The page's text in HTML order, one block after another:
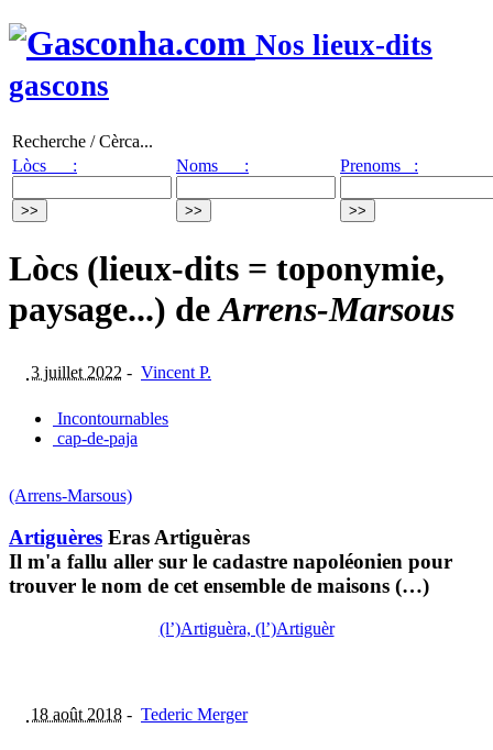
Nos lieux-dits
gascons
Recherche / Cèrca...
Lòcs :
Noms : Prenoms :
Lòcs (lieux-dits = toponymie,
paysage...) deArrens-Marsous
3 juillet 2022 - Vincent P.
Incontournables
cap-de-paja
(Arrens-Marsous)
Artiguères Eras Artiguèras
Il m'a fallu aller sur le cadastre napoléonien pour
trouver le nom de cet ensemble de maisons (…)
(l’)Artiguèra, (l’)Artiguèr
18 août 2018 - Tederic Merger